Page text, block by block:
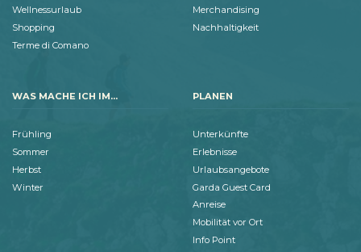
Wellnessurlaub
Shopping
Terme di Comano
Merchandising
Nachhaltigkeit
WAS MACHE ICH IM...
Frühling
Sommer
Herbst
Winter
PLANEN
Unterkünfte
Erlebnisse
Urlaubsangebote
Garda Guest Card
Anreise
Mobilität vor Ort
Info Point